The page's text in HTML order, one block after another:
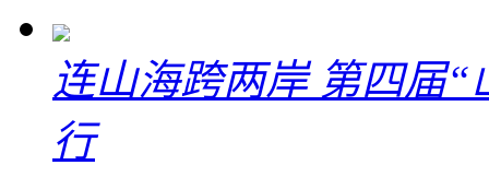
连山海跨两岸 第四届
行